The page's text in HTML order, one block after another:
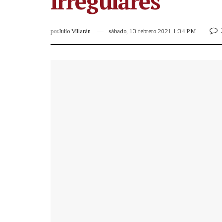
porJulio Villarán sábado, 13 febrero 2021 1:34 PM